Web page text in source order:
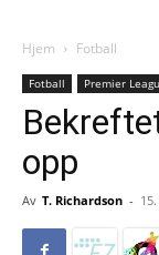
Hjem Fotball
Fotball Premier
opp
Av T. Richardson -